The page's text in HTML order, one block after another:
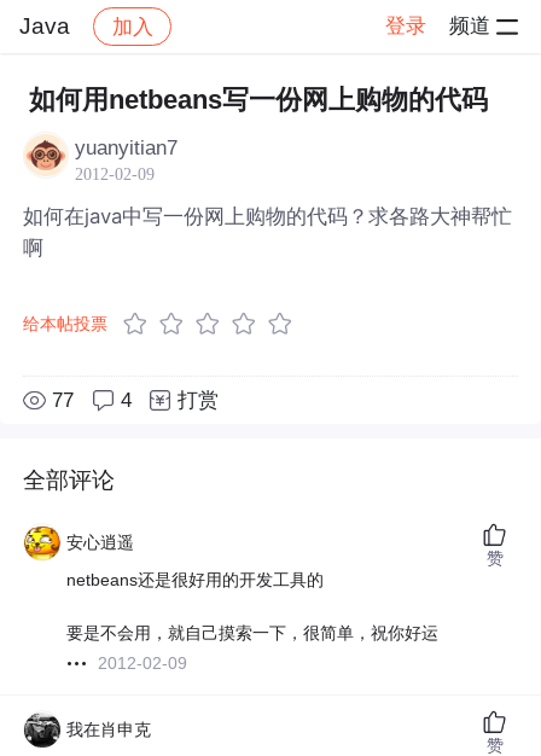
Java 加入 登录 频道
社区 Java 帖子详情
如何用netbeans写一份网上购物的代码
yuanyitian7
2012-02-09
如何在java中写一份网上购物的代码？求各路大神帮忙
啊
给本帖投票
77 4 打赏
全部评论
安心逍遥
netbeans还是很好用的开发工具的
要是不会用，就自己摸索一下，很简单，祝你好运
2012-02-09
赞
我在肖申克
赞